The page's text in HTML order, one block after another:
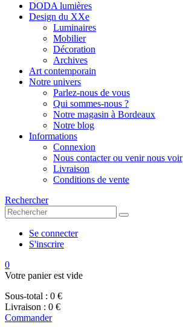
DODA lumières
Design du XXe
Luminaires
Mobilier
Décoration
Archives
Art contemporain
Notre univers
Parlez-nous de vous
Qui sommes-nous ?
Notre magasin à Bordeaux
Notre blog
Informations
Connexion
Nous contacter ou venir nous voir
Livraison
Conditions de vente
Rechercher
Se connecter
S'inscrire
0
Votre panier est vide
Sous-total : 0 €
Livraison : 0 €
Commander